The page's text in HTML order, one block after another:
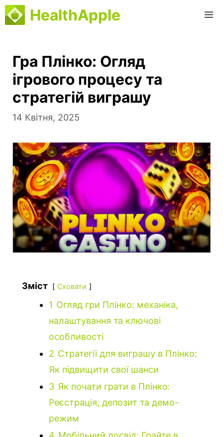
Перейти
до
HealthApple
Гра Плінко: Огляд
ігрового процесу та
стратегій виграшу
14 Квітня, 2025
Зміст Сховати
1 Огляд гри Плінко: механіка,
налаштування та ключові
особливості
2 Стратегії для виграшу в Плінко:
Як підвищити свої шанси
3 Як почати грати в Плінко:
Реєстрація, депозит та демо-
режим